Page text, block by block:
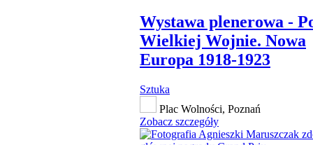
Wystawa plenerowa -
Wielkiej Wojnie. Nowa
Europa 1918-1923
Sztuka
Plac Wolności, Poznań
Zobacz szczegóły